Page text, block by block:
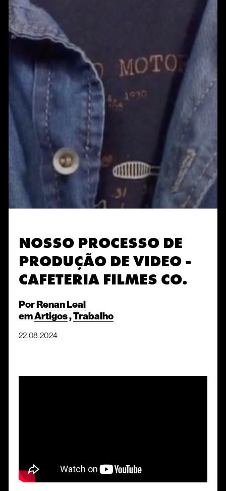
NOSSO PROCESSO DE
PRODUÇÃO DE VIDEO -
CAFETERIA FILMES CO.
PorRenan Leal
emArtigos,Trabalho
22.08.2024